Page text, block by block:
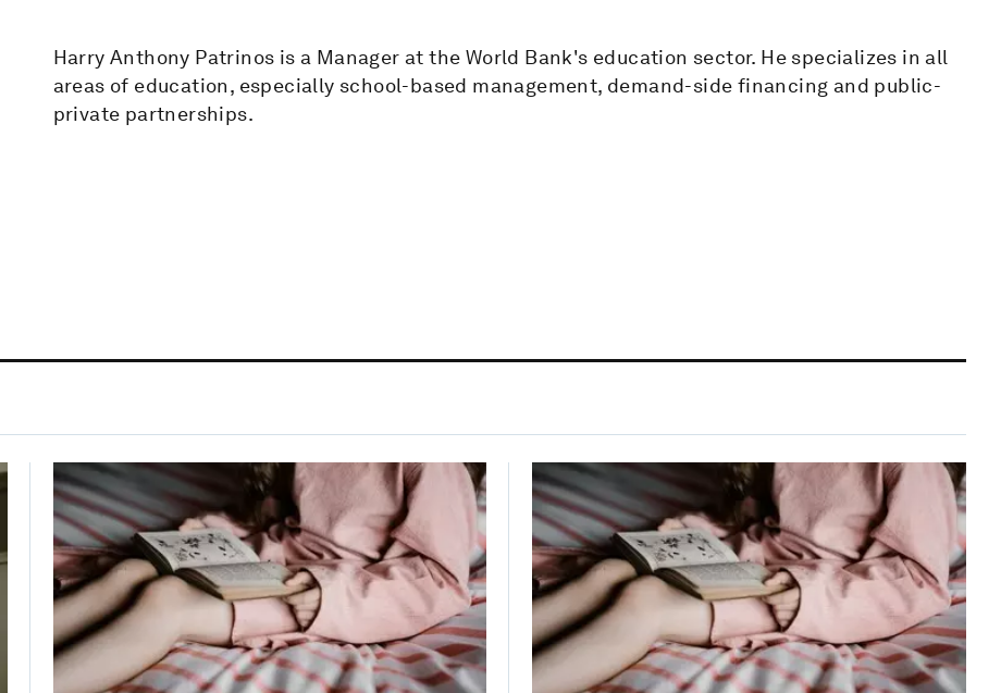
Harry Anthony Patrinos is a Manager at the World Bank's education sector. He specializes in all
areas of education, especially school-based management, demand-side financing and public-
private partnerships.